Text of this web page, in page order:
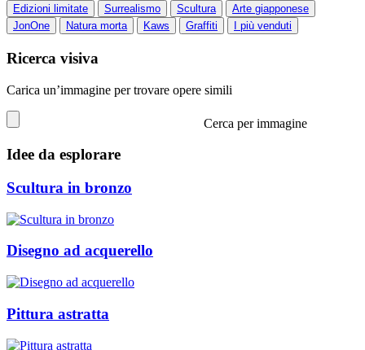
Edizioni limitate Surrealismo Scultura
Arte giapponese
JonOne
Natura morta Kaws Graffiti I più venduti
Ricerca visiva
Carica un’immagine per trovare opere simili
Cerca per immagine
Idee da esplorare
Scultura in bronzo
Disegno ad acquerello
Pittura astratta